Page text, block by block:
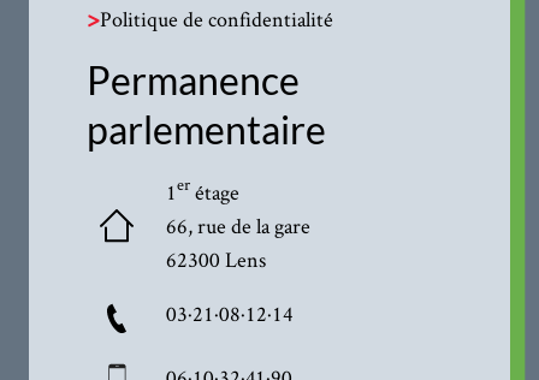
>Politique de confidentialité
Permanence
parlementaire
1erétage
66, rue de la gare
62300 Lens
03·21·08·12·14